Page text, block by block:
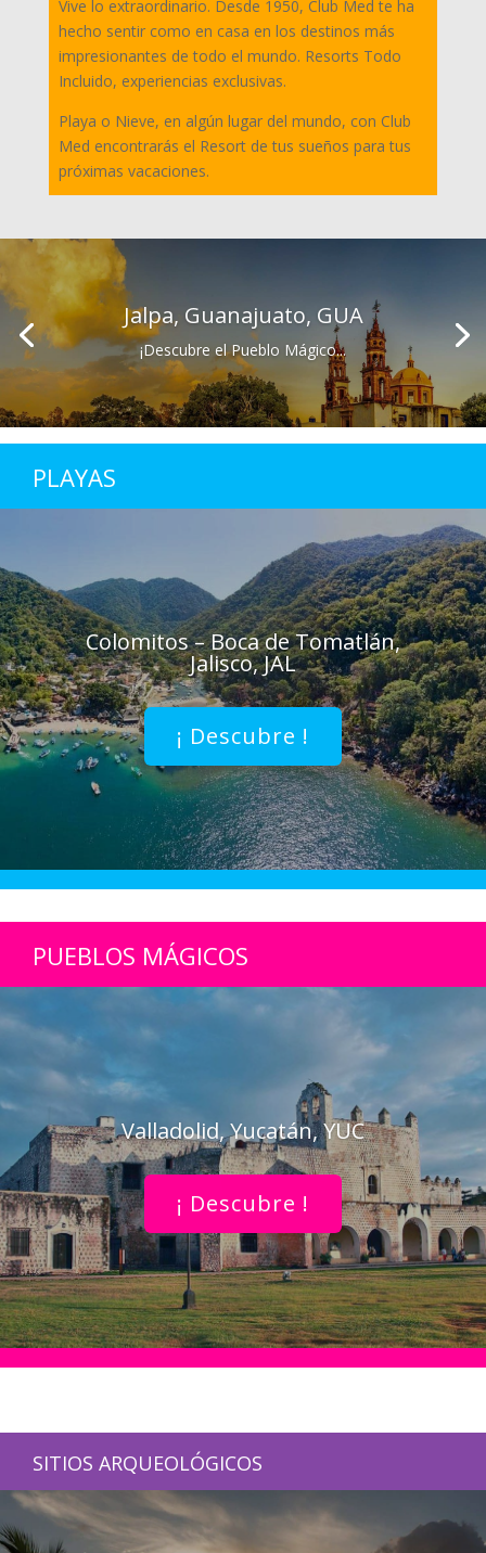
Vive lo extraordinario. Desde 1950, Club Med te ha
hecho sentir como en casa en los destinos más
impresionantes de todo el mundo. Resorts Todo
Incluido, experiencias exclusivas.
Playa o Nieve, en algún lugar del mundo, con Club
Med encontrarás el Resort de tus sueños para tus
próximas vacaciones.
Jalpa, Guanajuato, GUA
¡Descubre el Pueblo Mágico...
PLAYAS
Colomitos – Boca de Tomatlán,
Jalisco, JAL
¡ Descubre !
PUEBLOS MÁGICOS
Valladolid, Yucatán, YUC
¡ Descubre !
SITIOS ARQUEOLÓGICOS